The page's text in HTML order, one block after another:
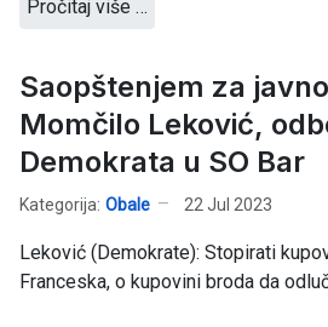
Pročitaj više …
Saopštenjem za
Momčilo Leković,
Demokrata u SO Bar
Kategorija: Obale 22 Jul 2023
Leković (Demokrate): Stopirati
Franceska, o kupovini broda da